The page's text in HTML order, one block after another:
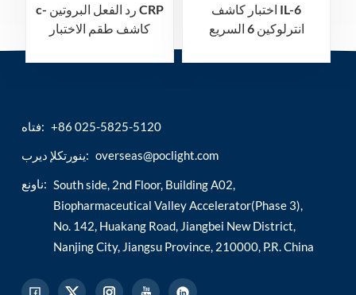
c- رد الفعل البروتين CRP
كاشف طقم الاختبار
اختبار كاشف IL-6
انترلوكين 6 السريع
فتاه: +86 025-5825-5120
ينورتكلإ ديرب: overseas@poclight.com
ناونع: South side, 2nd Floor, Building A02,
Biopharmaceutical Valley Accelerator(Phase 3),
No. 142, Huakang Road, Jiangbei New District,
Nanjing City, Jiangsu Province, 210000, P.R. China